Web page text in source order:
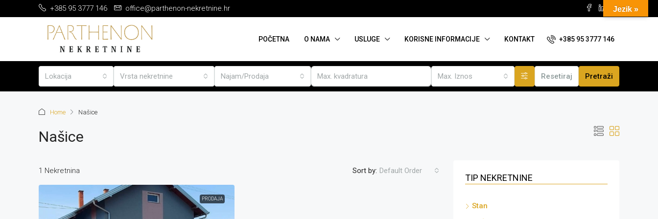
+385 95 3777 146 office@parthenon-nekretnine.hr
POČETNA O NAMA USLUGE KORISNE INFORMACIJE KONTAKT +385 95 3777 146
Lokacija Vrsta nekretnine Najam/Prodaja Max. Iznos Resetiraj Pretraži
Home Našice
Našice
1 Nekretnina Sort by: Default Order
PRODAJA
TIP NEKRETNINE
Stan
Jezik »